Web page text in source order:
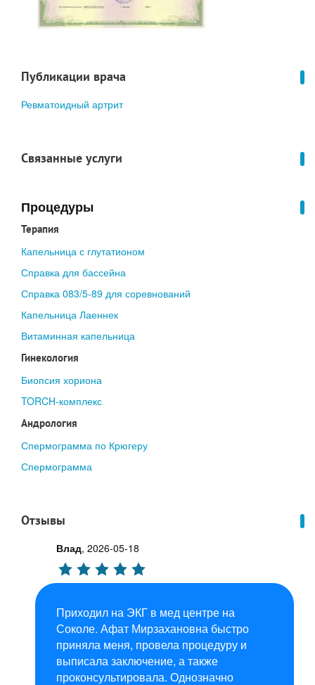
Публикации врача
Ревматоидный артрит
Связанные услуги
Процедуры
Терапия
Капельница с глутатионом
Справка для бассейна
Справка 083/5-89 для соревнований
Капельница Лаеннек
Витаминная капельница
Гинекология
Биопсия хориона
TORCH-комплекс
Андрология
Спермограмма по Крюгеру
Спермограмма
Отзывы
Влад, 2026-05-18
Приходил на ЭКГ в мед центре на
Соколе. Афат Мирзахановна быстро
приняла меня, провела процедуру и
выписала заключение, а также
проконсультировала. Однозначно